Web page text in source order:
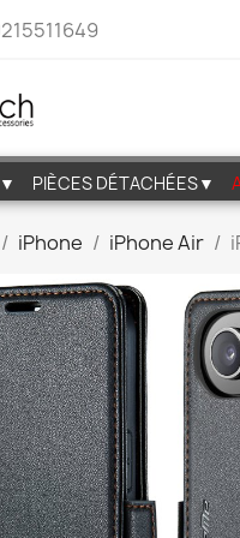
PIÈCES DÉTACHÉES▼
iPhone iPhone Air